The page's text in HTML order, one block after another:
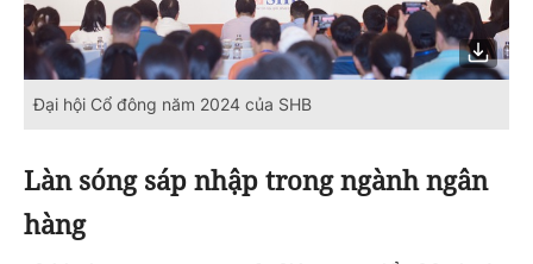
Đại hội Cổ đông năm 2024 của SHB
Lànsóng sáp nhập trong ngành ngân
hàng